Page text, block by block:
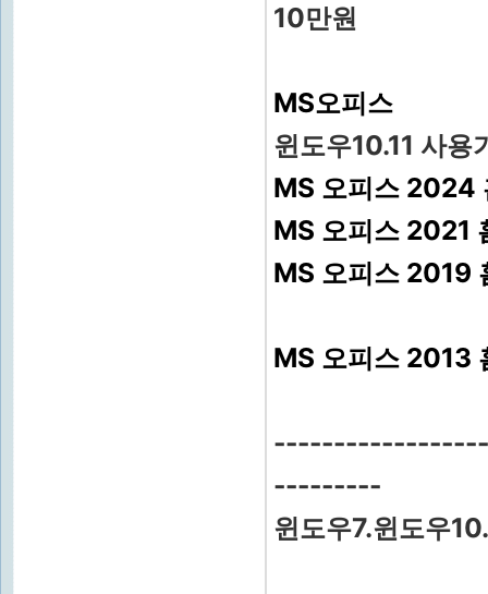
10만원
MS오피스
윈도우10.11 사용
MS 오피스 2024
MS 오피스 2021
MS 오피스 2019
MS 오피스 2013
---------
윈도우7.윈도우